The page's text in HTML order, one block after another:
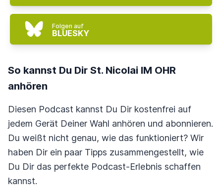
Folgen auf
BLUESKY
So kannst Du Dir St. Nicolai IM OHR
anhören
Diesen Podcast kannst Du Dir kostenfrei auf
jedem Gerät Deiner Wahl anhören und abonnieren.
Du weißt nicht genau, wie das funktioniert? Wir
haben Dir ein paar Tipps zusammengestellt, wie
Du Dir das perfekte Podcast-Erlebnis schaffen
kannst.